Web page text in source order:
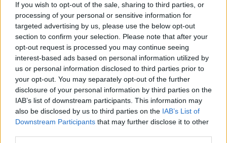
If you wish to opt-out of the sale, sharing to third parties, or
processing of your personal or sensitive information for
targeted advertising by us, please use the below opt-out
section to confirm your selection. Please note that after your
opt-out request is processed you may continue seeing
interest-based ads based on personal information utilized by
us or personal information disclosed to third parties prior to
your opt-out. You may separately opt-out of the further
disclosure of your personal information by third parties on the
IAB’s list of downstream participants. This information may
also be disclosed by us to third parties on the IAB’s List of
Downstream Participants that may further disclose it to other
trzeci migdałek ze znieczuleniem ogólnym. Po operacji
wymiotowała bo połykała krew, męczy się bo d...
gość
Forum:Choroby dziecięce
Ból brzucha ciągły u 6-latki
Dzień dobry Córka od ponad roku skarży się na ból
brzucha. Dwukrotnie w odstępie 10 m-cy miała USG,
które nic nie wykazało. W 08.2023 wyszła obniżona